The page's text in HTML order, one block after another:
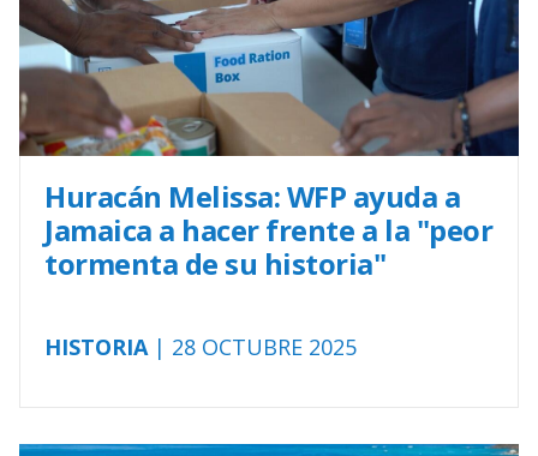
Huracán Melissa: WFP ayuda a
Jamaica a hacer frente a la "peor
tormenta de su historia"
HISTORIA| 28 OCTUBRE 2025